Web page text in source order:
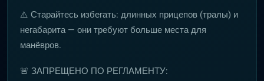
⚠️ Старайтесь избегать: длинных прицепов (тралы) и
негабарита — они требуют больше места для
манёвров.
🚨 ЗАПРЕЩЕНО ПО РЕГЛАМЕНТУ: